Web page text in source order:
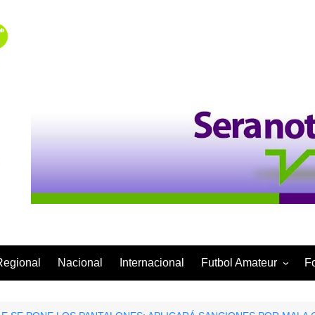
Nacional Internacional Futbol Amateur